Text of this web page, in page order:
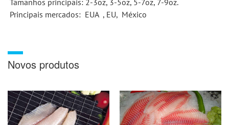
Tamanhos principais: 2-3oz, 3-5oz, 5-7oz, 7-9oz.
Principais mercados: EUA , EU, México
Novos produtos